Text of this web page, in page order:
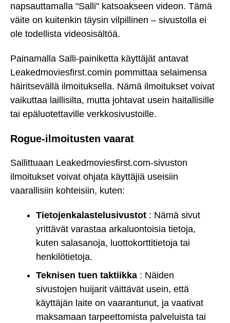
napsauttamalla "Salli" katsoakseen videon. Tämä
väite on kuitenkin täysin vilpillinen – sivustolla ei
ole todellista videosisältöä.
Painamalla Salli-painiketta käyttäjät antavat
Leakedmoviesfirst.comin pommittaa selaimensa
häiritsevällä ilmoituksella. Nämä ilmoitukset voivat
vaikuttaa laillisilta, mutta johtavat usein haitallisille
tai epäluotettaville verkkosivustoille.
Rogue-ilmoitusten vaarat
Sallittuaan Leakedmoviesfirst.com-sivuston
ilmoitukset voivat ohjata käyttäjiä useisiin
vaarallisiin kohteisiin, kuten:
Tietojenkalastelusivustot : Nämä sivut
yrittävät varastaa arkaluontoisia tietoja,
kuten salasanoja, luottokorttitietoja tai
henkilötietoja.
Teknisen tuen taktiikka : Näiden
sivustojen huijarit väittävät usein, että
käyttäjän laite on vaarantunut, ja vaativat
maksamaan tarpeettomista palveluista tai